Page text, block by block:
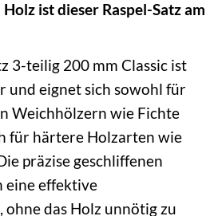
ist dieser Raspel-Satz am
3-teilig 200 mm Classic ist
und eignet sich sowohl für
Weichhölzern wie Fichte
für härtere Holzarten wie
präzise geschliffenen
eine effektive
das Holz unnötig zu